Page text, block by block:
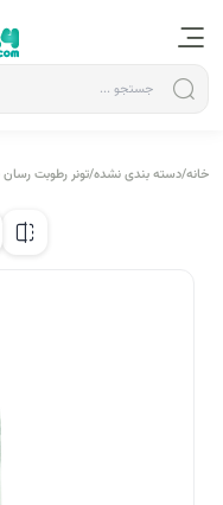
خانه/دسته بندی نشده/تونر رطوبت رسان